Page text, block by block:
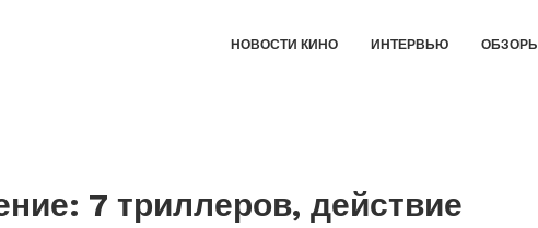
НОВОСТИ КИНО ИНТЕРВЬЮ ОБЗОРЫ
7 триллеров, действие